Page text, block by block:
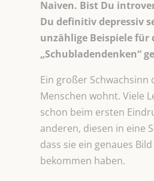
Naiven. Bist Du
Du definitiv depressiv
unzählige Beispiele für
„Schubladendenken“
Ein großer Schwachsinn
Menschen wohnt. Viele
schon beim ersten
anderen, diesen in eine
dass sie ein genaues
bekommen haben.